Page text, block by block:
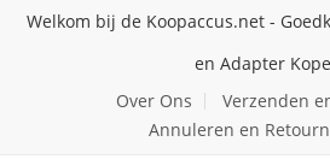
Welkom bij de Koopaccus.net -
en Adapter
Over Ons
Verzenden
Annuleren en